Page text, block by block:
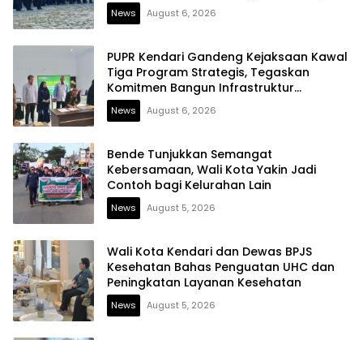
News August 6, 2026
PUPR Kendari Gandeng Kejaksaan Kawal
Tiga Program Strategis, Tegaskan
Komitmen Bangun Infrastruktur
Berintegritas
News August 6, 2026
Bende Tunjukkan Semangat
Kebersamaan, Wali Kota Yakin Jadi
Contoh bagi Kelurahan Lain
News August 5, 2026
Wali Kota Kendari dan Dewas BPJS
Kesehatan Bahas Penguatan UHC dan
Peningkatan Layanan Kesehatan
News August 5, 2026